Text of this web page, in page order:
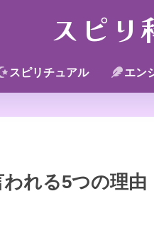
スピリ
スピリチュアル エン
れる5つの理由